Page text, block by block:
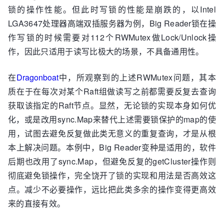
锁的操作性能。但此时写锁的性能是崩跌的，以Intel
LGA3647处理器高端双插服务器为例，Big Reader锁在操
作写锁的时候需要对112个RWMutex做Lock/Unlock操
作，因此只适用于读写比极大的场景，不具备通用性。
在Dragonboat中，所观察到的上述RWMutex问题，其本
质在于在每次对某个Raft组做读写之前都需要反复去查询
获取该指定的Raft节点。显然，无论锁的实现本身如何优
化，或是改用sync.Map来替代上述需要锁保护的map的使
用，试图去避免反复做此类无意义的重复查询，才是从根
本上解决问题。本例中，Big Reader变种是适用的，软件
后期也改用了sync.Map，但避免反复的getCluster操作则
彻底避免锁操作，完全饶开了锁的实现和用法是否高效这
点。减少不必要操作，远比把此类多余的操作变得更高效
来的直接有效。